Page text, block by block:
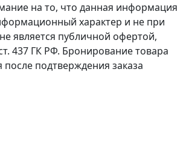
на то, что данная информация
характер и не при
является публичной офертой,
437 ГК РФ. Бронирование товара
после подтверждения заказа